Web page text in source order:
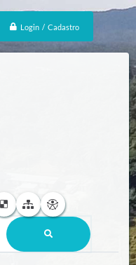
Login / Cadastro